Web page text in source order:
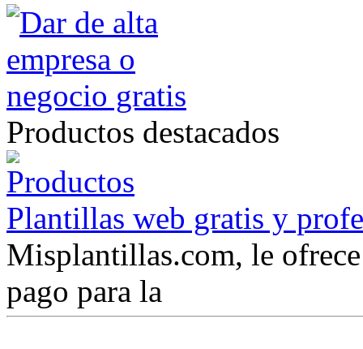
Productos destacados
Plantillas web gratis y
Misplantillas.com, le
pago para la